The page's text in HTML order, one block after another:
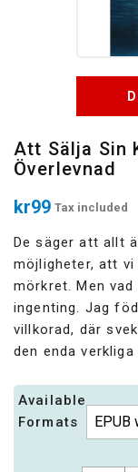
Att Sälja Sin
Överlevnad
kr99 Tax included
De säger att allt
möjligheter, att
mörkret. Men
ingenting. Jag
villkorad, där
den enda
Available
Formats